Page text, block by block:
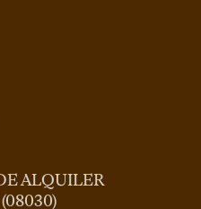
ALQUILER
(08030)